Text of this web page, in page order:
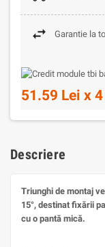
Garantie la
51.59 Lei x
Descriere
Triunghi de montaj
15°, destinat fixării
cu o pantă mică.